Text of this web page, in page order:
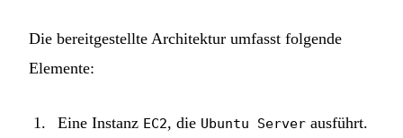
Die bereitgestellte Architektur umfasst folgende
Elemente:
Eine Instanz EC2, die Ubuntu Server ausführt.